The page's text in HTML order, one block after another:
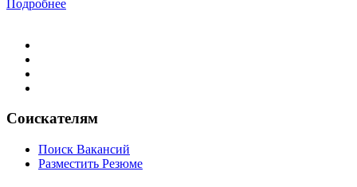
Подробнее
Соискателям
Поиск Вакансий
Разместить Резюме